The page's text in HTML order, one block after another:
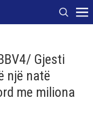
Gjesti
një natë
me miliona